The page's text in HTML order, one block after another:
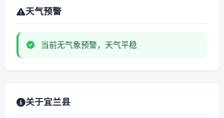
天气预警
当前无气象预警，天气平稳
关于宜兰县